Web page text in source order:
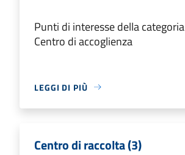
Punti di interesse della categoria
Centro di accoglienza
LEGGI DI PIÙ
Centro di raccolta (3)